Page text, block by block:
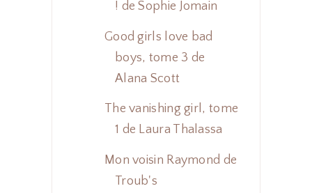
! de Sophie Jomain
Good girls love bad
boys, tome 3 de
Alana Scott
The vanishing girl, tome
1 de Laura Thalassa
Mon voisin Raymond de
Troub's